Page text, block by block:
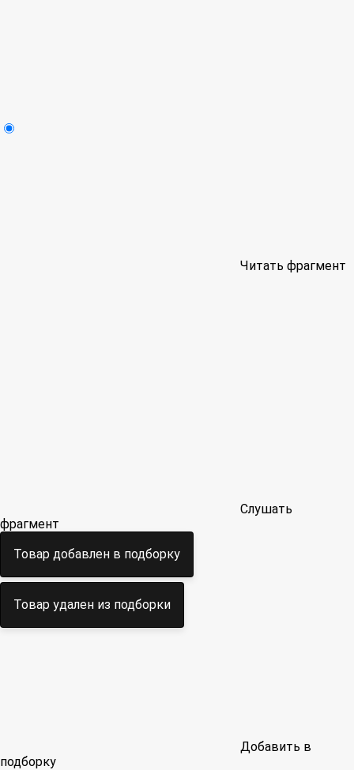
Читать фрагмент
Слушать
фрагмент
Товар добавлен в подборку
Товар удален из подборки
Добавить в
подборку